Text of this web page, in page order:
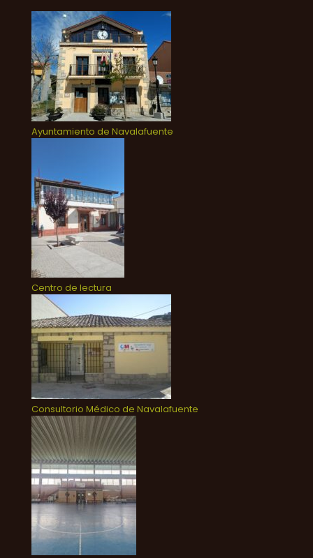
Ayuntamiento de Navalafuente
Centro de lectura
Consultorio Médico de Navalafuente